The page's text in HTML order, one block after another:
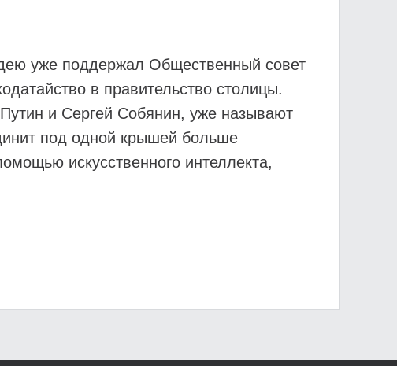
уже поддержал Общественный совет
в правительство столицы.
и Сергей Собянин, уже называют
под одной крышей больше
искусственного интеллекта,